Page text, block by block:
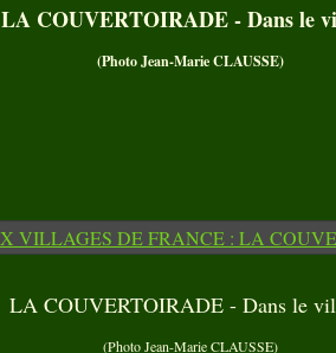
LA COUVERTOIRADE - Dans le
(Photo Jean-Marie CLAUSSE)
LA COUVERTOIRADE - Dans le
(Photo Jean-Marie CLAUSSE)